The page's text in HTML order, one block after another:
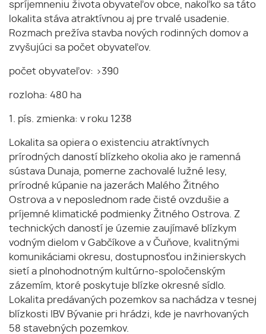
spríjemneniu života obyvateľov obce, nakoľko sa táto
lokalita stáva atraktívnou aj pre trvalé usadenie.
Rozmach prežíva stavba nových rodinných domov a
zvyšujúci sa počet obyvateľov.
počet obyvateľov: >390
rozloha: 480 ha
1. pís. zmienka: v roku 1238
Lokalita sa opiera o existenciu atraktívnych
prírodných daností blízkeho okolia ako je ramenná
sústava Dunaja, pomerne zachovalé lužné lesy,
prírodné kúpanie na jazerách Malého Žitného
Ostrova a v neposlednom rade čisté ovzdušie a
príjemné klimatické podmienky Žitného Ostrova. Z
technických daností je územie zaujímavé blízkym
vodným dielom v Gabčíkove a v Čuňove, kvalitnými
komunikáciami okresu, dostupnosťou inžinierskych
sietí a plnohodnotným kultúrno-spoločenským
zázemím, ktoré poskytuje blízke okresné sídlo.
Lokalita predávaných pozemkov sa nachádza v tesnej
blízkosti IBV Bývanie pri hrádzi, kde je navrhovaných
58 stavebných pozemkov.